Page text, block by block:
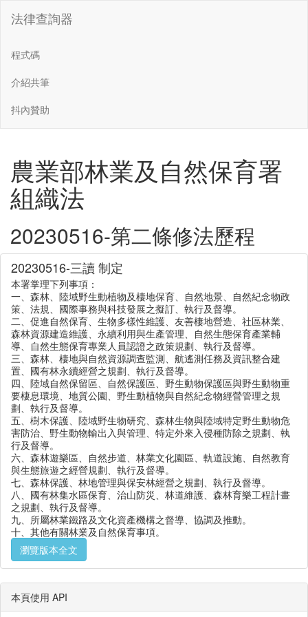
法律查詢器
程式碼
介紹共筆
抖內贊助
農業部林業及自然保育署
組織法
20230516-第二條修法歷程
20230516-三讀 制定
本署掌理下列事項：
一、森林、陸域野生動植物及棲地保育、自然地景、自然紀念物政
策、法規、國際事務與科技發展之擬訂、執行及督導。
二、促進自然保育、生物多樣性維護、友善棲地營造、社區林業、
森林資源建造維護、永續利用與生產管理、自然生態保育產業輔
導、自然生態保育專業人員認證之政策規劃、執行及督導。
三、森林、棲地與自然資源調查監測、航遙測任務及資訊整合建
置、國有林永續經營之規劃、執行及督導。
四、陸域自然保留區、自然保護區、野生動物保護區與野生動物重
要棲息環境、地質公園、野生動植物與自然紀念物經營管理之規
劃、執行及督導。
五、樹木保護、陸域野生物研究、森林生物與陸域特定野生動物危
害防治、野生動物輸出入與管理、特定外來入侵種防除之規劃、執
行及督導。
六、森林遊樂區、自然步道、林業文化園區、軌道設施、自然教育
與生態旅遊之經營規劃、執行及督導。
七、森林保護、林地管理與保安林經營之規劃、執行及督導。
八、國有林集水區保育、治山防災、林道維護、森林育樂工程計畫
之規劃、執行及督導。
九、所屬林業鐵路及文化資產機構之督導、協調及推動。
十、其他有關林業及自然保育事項。
瀏覽版本全文
本頁使用 API